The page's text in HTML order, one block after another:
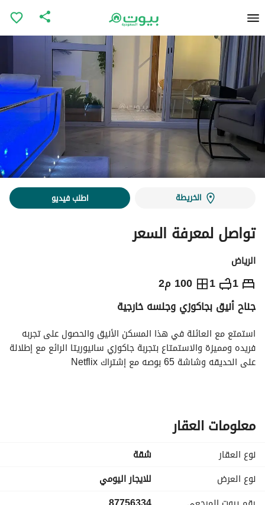
الخريطة اطلب فيديو
تواصل لمعرفة السعر
الرياض
1
1 100 م2 ⃁ يومياً
السياحة الاماكن القريبة
جناح أنيق بجاكوزي وجلسه خارجية
على الحديقه وشاشة 65 بوصه مع إشتراك Netflix
معلومات العقار
نوع العقار
شقة
نوع العرض
للايجار اليومي